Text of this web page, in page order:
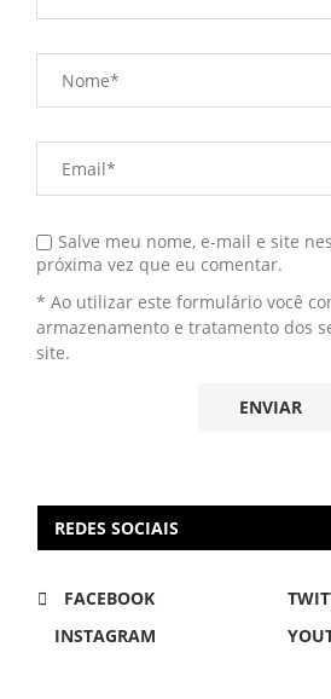
Salve meu nome, e-mail e site
próxima vez que eu comentar.
* Ao utilizar este formulário você
armazenamento e tratamento dos
site.
REDES SOCIAIS
FACEBOOK
INSTAGRAM